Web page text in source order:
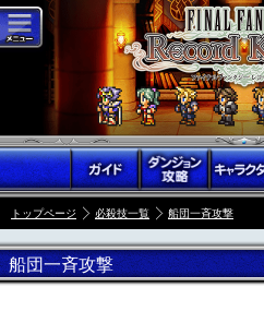
トップページ 必殺技一覧 船団一斉攻撃
船団一斉攻撃